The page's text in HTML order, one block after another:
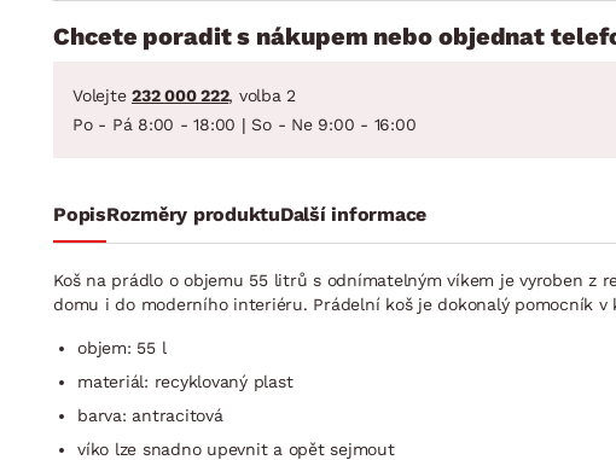
Chcete poradit s nákupem nebo objednat
Volejte 232 000 222, volba 2
Po - Pá 8:00 - 18:00 | So - Ne 9:00 - 16:00
PopisRozměry produktuDalší informace
Koš na prádlo o objemu 55 litrů s odnímatelným víkem je vyroben z
domu i do moderního interiéru. Prádelní koš je dokonalý pomocník
objem: 55 l
materiál: recyklovaný plast
barva: antracitová
víko lze snadno upevnit a opět sejmout